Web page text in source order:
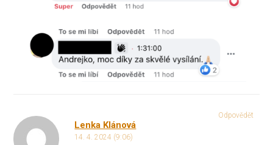
Lenka Klánová
14. 4. 2024 (9:06)
Odpovědět